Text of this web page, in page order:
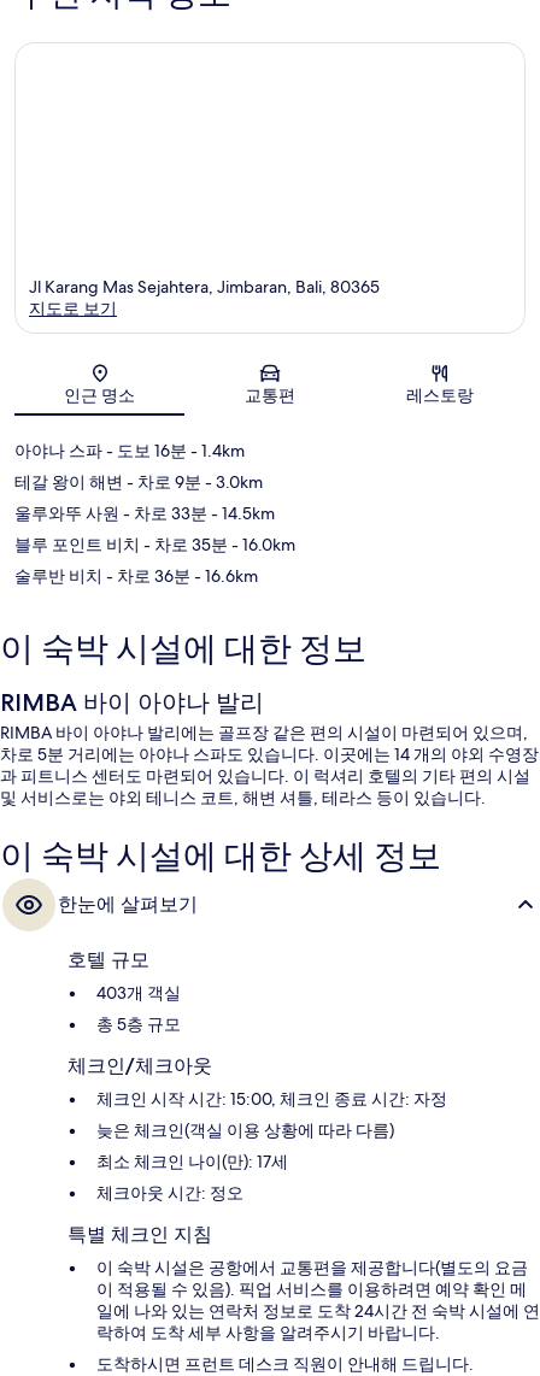
지도
Jl Karang Mas Sejahtera, Jimbaran, Bali, 80365
지도로 보기
인근 명소 교통편 레스토랑
아야나 스파- 도보 16분 - 1.4km
테갈 왕이 해변 - 차로 9분 - 3.0km
울루와뚜 사원 - 차로 33분 - 14.5km
블루 포인트 비치 - 차로 35분 - 16.0km
술루반 비치 - 차로 36분 - 16.6km
이 숙박 시설에 대한 정보
RIMBA 바이 아야나 발리
RIMBA 바이 아야나 발리에는 골프장 같은 편의 시설이 마련되어 있으며,
차로 5분 거리에는 아야나 스파도 있습니다. 이곳에는 14 개의 야외 수영장
과 피트니스 센터도 마련되어 있습니다. 이 럭셔리 호텔의 기타 편의 시설
및 서비스로는 야외 테니스 코트, 해변 셔틀, 테라스 등이 있습니다.
이 숙박 시설에 대한 상세 정보
한눈에 살펴보기
호텔 규모
403개 객실
총 5층 규모
체크인/체크아웃
체크인 시작 시간: 15:00, 체크인 종료 시간: 자정
늦은 체크인(객실 이용 상황에 따라 다름)
최소 체크인 나이(만): 17세
체크아웃 시간: 정오
특별 체크인 지침
이 숙박 시설은 공항에서 교통편을 제공합니다(별도의 요금
이 적용될 수 있음). 픽업 서비스를 이용하려면 예약 확인 메
일에 나와 있는 연락처 정보로 도착 24시간 전 숙박 시설에 연
락하여 도착 세부 사항을 알려주시기 바랍니다.
도착하시면 프런트 데스크 직원이 안내해 드립니다.